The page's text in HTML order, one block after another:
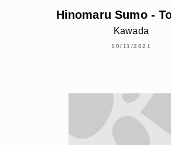
Hinomaru Sumo -
Kawada
10/11/2021